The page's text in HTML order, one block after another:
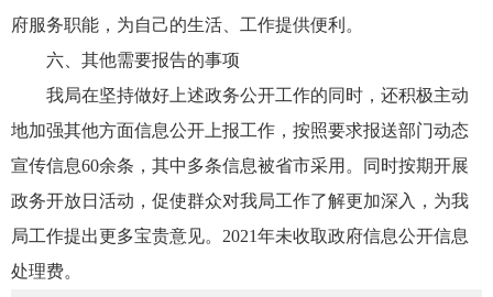
府服务职能，为自己的生活、工作提供便利。
六、其他需要报告的事项
我局在坚持做好上述政务公开工作的同时，还积极主动
地加强其他方面信息公开上报工作，按照要求报送部门动态
宣传信息60余条，其中多条信息被省市采用。同时按期开展
政务开放日活动，促使群众对我局工作了解更加深入，为我
局工作提出更多宝贵意见。2021年未收取政府信息公开信息
处理费。